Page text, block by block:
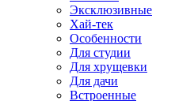
Эксклюзивные
Хай-тек
Особенности
Для студии
Для хрущевки
Для дачи
Встроенные